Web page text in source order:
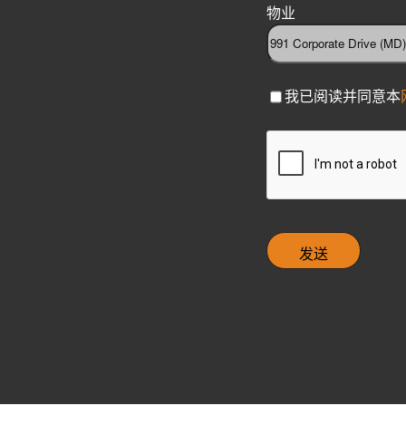
物业
C
e
b
x
我已阅读并同意本
T
H
A